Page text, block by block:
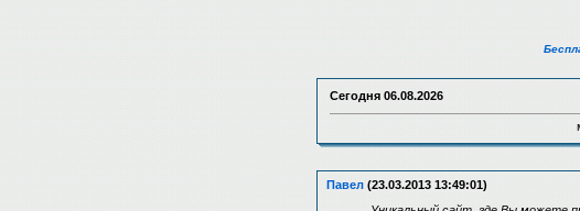
Сегодня 06.08.2026
Павел (23.03.2013 13:49:01)